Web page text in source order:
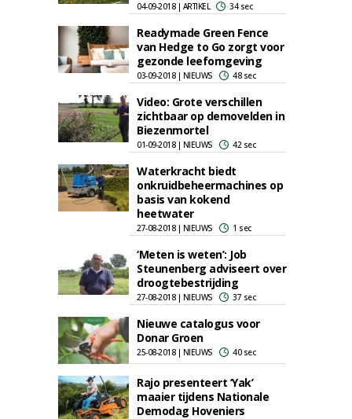
04-09-2018 | ARTIKEL 34 sec
Readymade Green Fence
van Hedge to Go zorgt voor
gezonde leefomgeving
03-09-2018 | NIEUWS 48 sec
Video: Grote verschillen
zichtbaar op demovelden in
Biezenmortel
01-09-2018 | NIEUWS 42 sec
Waterkracht biedt
onkruidbeheermachines op
basis van kokend
heetwater
27-08-2018 | NIEUWS 1 sec
‘Meten is weten’: Job
Steunenberg adviseert over
droogtebestrijding
27-08-2018 | NIEUWS 37 sec
Nieuwe catalogus voor
Donar Groen
25-08-2018 | NIEUWS 40 sec
Rajo presenteert ‘Yak’
maaier tijdens Nationale
Demodag Hoveniers